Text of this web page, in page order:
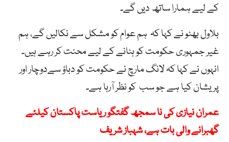
کے لیے ہمارا ساتھ دیں گے۔
بلاول بھٹو نے کہا کہ ہم عوام کو مشکل سے نکالیں گے، ہم
غیر جمہوری حکومت کو ہٹانے کے لیے محنت کر رہے ہیں۔
انہوں نے کہا کہ لانگ مارچ نے حکومت کو دباؤ سےدوچار اور
پریشان کیا ہے جو سب کو نظر آرہا ہے۔
عمران نیازی کی نا سمجھ گفتگو ریاست پاکستان کیلئے
گھبرانے والی بات ہے، شہباز شریف